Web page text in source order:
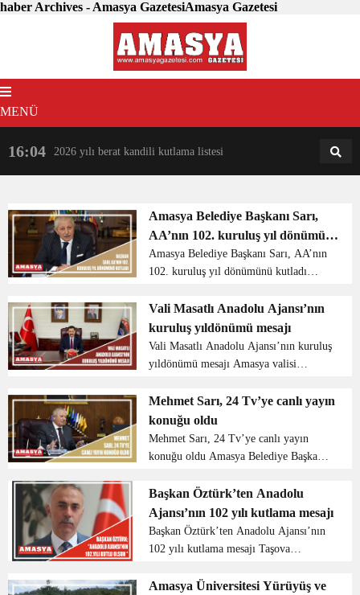
haber Archives - Amasya GazetesiAmasya Gazetesi
MENÜ
16:04 2026 yılı berat kandili kutlama listesi 18:31
Amasya Belediye Başkanı Sarı,
AA’nın 102. kuruluş yıl dönümünü
kutladı
Amasya Belediye Başkanı Sarı, AA’nın
102. kuruluş yıl dönümünü kutladı
Anadolu Ajansının (AA) 102. kuruluş
yıl dönümü dolayısıyla kutlama mesajı
yayımladı. S...
Vali Masatlı Anadolu Ajansı’nın
kuruluş yıldönümü mesajı
Vali Masatlı Anadolu Ajansı’nın kuruluş
yıldönümü mesajı Amasya valisi
kuruluş yıldönümü için bir mesaj
yayımladı vali Masatlı yayımladığı
mesajda şu sözleri kulland...
Mehmet Sarı, 24 Tv’ye canlı yayın
konuğu oldu
Mehmet Sarı, 24 Tv’ye canlı yayın
konuğu oldu Amasya Belediye Başkanı
Aslan’ın sunduğu haber bültenine canlı
yayın konuğu oldu. Ramazan ayının
1’inci gününden bayram...
Başkan Öztürk’ten Anadolu
Ajansı’nın 102 yılı kutlama mesajı
Başkan Öztürk’ten Anadolu Ajansı’nın
102 yılı kutlama mesajı Taşova
Anadolu ajansının 102.yıl dönümü için
Amasya Üniversitesi Yürüyüş ve